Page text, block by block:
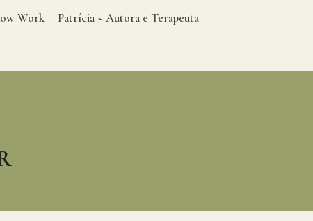
Work Patrícia ~ Autora e Terapeuta